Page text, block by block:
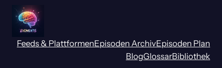
Zum
Inhalt
springen
Feeds & PlattformenEpisoden ArchivEpisoden Plan
BlogGlossarBibliothek